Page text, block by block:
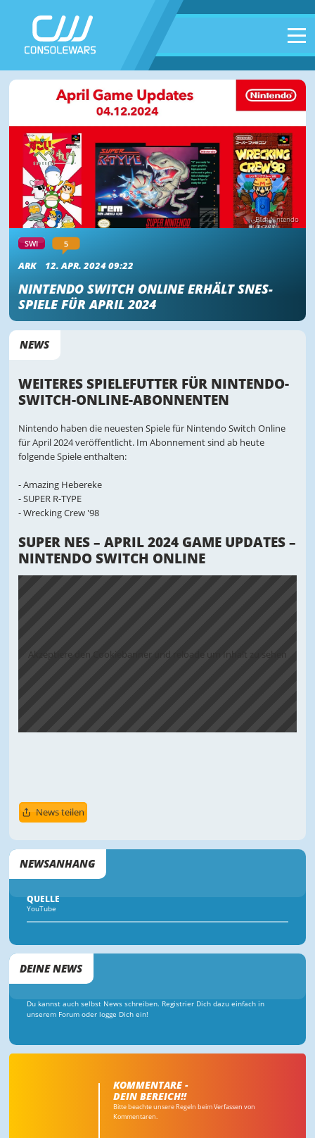
Bild: Nintendo
SWI 5
ARK 12. APR. 2024 09:22
NINTENDO SWITCH ONLINE ERHÄLT SNES-
SPIELE FÜR APRIL 2024
NEWS
WEITERES SPIELEFUTTER FÜR NINTENDO-
SWITCH-ONLINE-ABONNENTEN
Nintendo haben die neuesten Spiele für Nintendo Switch Online
für April 2024 veröffentlicht. Im Abonnement sind ab heute
folgende Spiele enthalten:
- Amazing Hebereke
- SUPER R-TYPE
- Wrecking Crew '98
SUPER NES – APRIL 2024 GAME UPDATES –
NINTENDO SWITCH ONLINE
Akzeptiere den Cookiebanner und reloade um Inhalt zu sehen
News teilen
NEWSANHANG
QUELLE
YouTube
DEINE NEWS
Du kannst auch selbst News schreiben. Registrier Dich dazu einfach in
unserem Forum oder logge Dich ein!
KOMMENTARE -
DEIN BEREICH!!
Bitte beachte unsere Regeln beim Verfassen von
Kommentaren.